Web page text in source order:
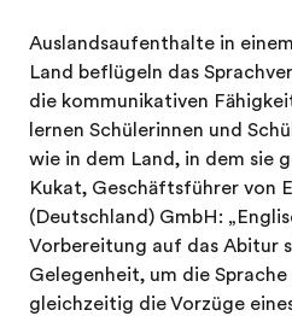
Auslandsaufenthalte in
Land beflügeln das
die kommunikativen
lernen Schülerinnen und
wie in dem Land, in dem sie
Kukat, Geschäftsführer von
(Deutschland) GmbH:
Vorbereitung auf das Abitur
Gelegenheit, um die
gleichzeitig die Vorzüge